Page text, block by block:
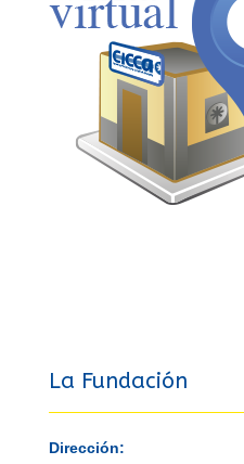
La Fundación
Dirección: